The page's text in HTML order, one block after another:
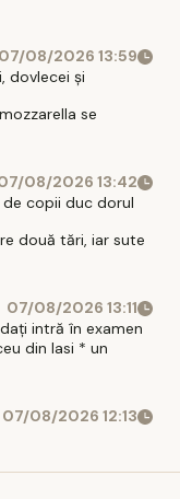
07/08/2026 13:59
dovlecei și
se
08/2026 13:42
copii duc dorul
două tări, iar sute
07/08/2026 13:11
intră în examen
din Iasi * un
07/08/2026 12:13